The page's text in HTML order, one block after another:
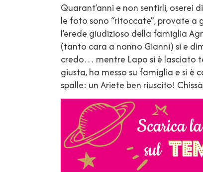
Quarant’anni e non sentirli, oserei
le foto sono “ritoccate”, provate
l’erede giudizioso della famiglia
(tanto cara a nonno Gianni) si e
credo… mentre Lapo si è lasciato
giusta, ha messo su famiglia e si
spalle: un Ariete ben riuscito!